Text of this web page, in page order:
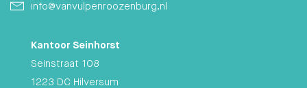
info@vanvulpenroozenburg.nl
Kantoor Seinhorst
Seinstraat 108
1223 DC Hilversum